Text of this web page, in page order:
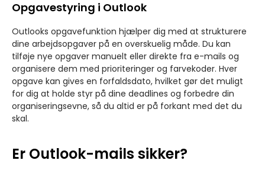
Opgavestyring i Outlook
Outlooks opgavefunktion hjælper dig med at strukturere
dine arbejdsopgaver på en overskuelig måde. Du kan
tilføje nye opgaver manuelt eller direkte fra e-mails og
organisere dem med prioriteringer og farvekoder. Hver
opgave kan gives en forfaldsdato, hvilket gør det muligt
for dig at holde styr på dine deadlines og forbedre din
organiseringsevne, så du altid er på forkant med det du
skal.
Er Outlook-mails sikker?